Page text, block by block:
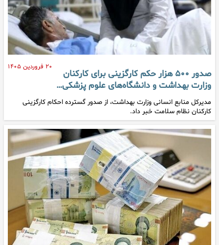
۲۰ فروردین ۱۴۰۵
صدور ۵۰۰ هزار حکم کارگزینی برای کارکنان
وزارت بهداشت و دانشگاه‌های علوم پزشکی…
مدیرکل منابع انسانی وزارت بهداشت، از صدور گسترده احکام کارگزینی
کارکنان نظام سلامت خبر داد.